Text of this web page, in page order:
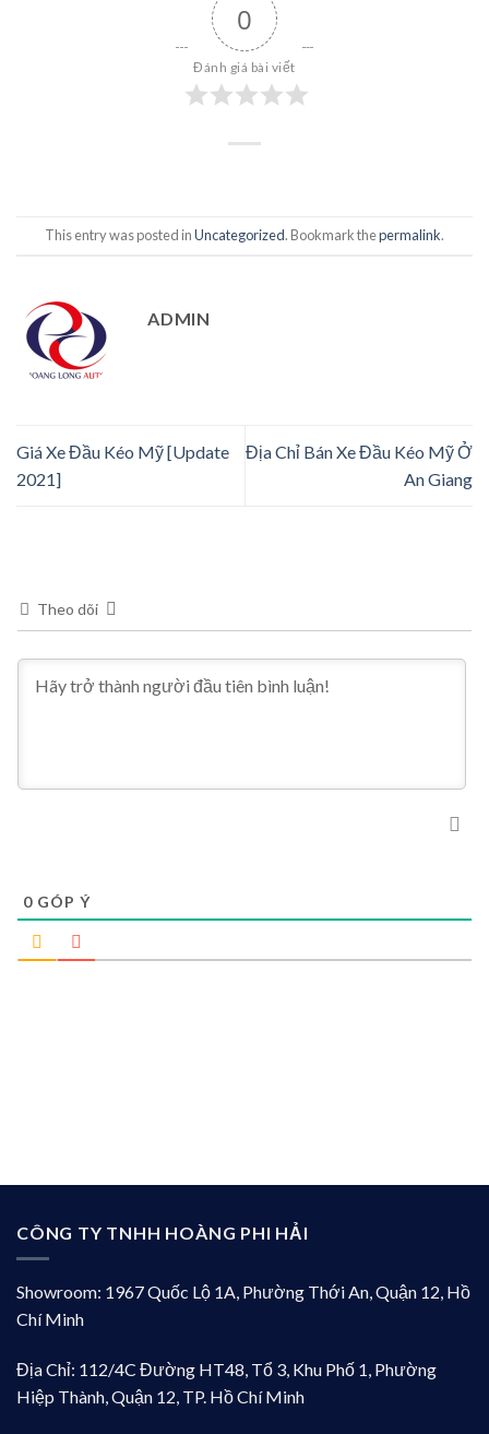
0
Đánh giá bài viết
This entry was posted inUncategorized. Bookmark thepermalink.
ADMIN
Giá Xe Đầu Kéo Mỹ [Update
2021]
Địa Chỉ Bán Xe Đầu Kéo Mỹ Ở
An Giang
Theo dõi
0 GÓP Ý
CÔNG TY TNHH HOÀNG PHI HẢI
Showroom: 1967 Quốc Lộ 1A, Phường Thới An, Quận 12, Hồ
Chí Minh
Địa Chỉ: 112/4C Đường HT48, Tổ 3, Khu Phố 1, Phường
Hiệp Thành, Quận 12, TP. Hồ Chí Minh